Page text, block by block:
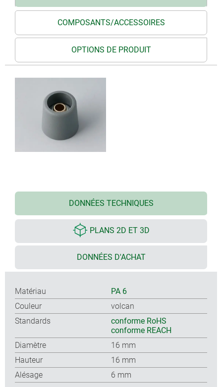
COMPOSANTS/ACCESSOIRES
OPTIONS DE PRODUIT
DONNÉES TECHNIQUES
PLANS 2D ET 3D
DONNÉES D'ACHAT
Matériau
PA 6
Couleur
volcan
Standards
conforme RoHS
conforme REACH
Diamètre
16 mm
Hauteur
16 mm
Alésage
6 mm